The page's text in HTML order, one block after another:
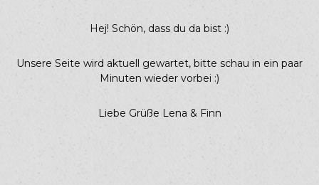
Hej! Schön, dass du da bist :)
Unsere Seite wird aktuell gewartet, bitte schau in ein paar
Minuten wieder vorbei :)
Liebe Grüße Lena & Finn